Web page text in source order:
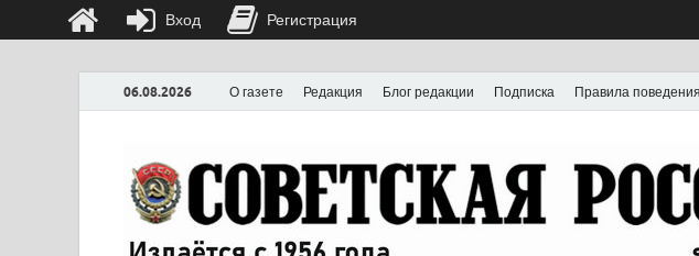
06.08.2026 О газете Редакция Блог редакции Подписка Правила
Вход Регистрация